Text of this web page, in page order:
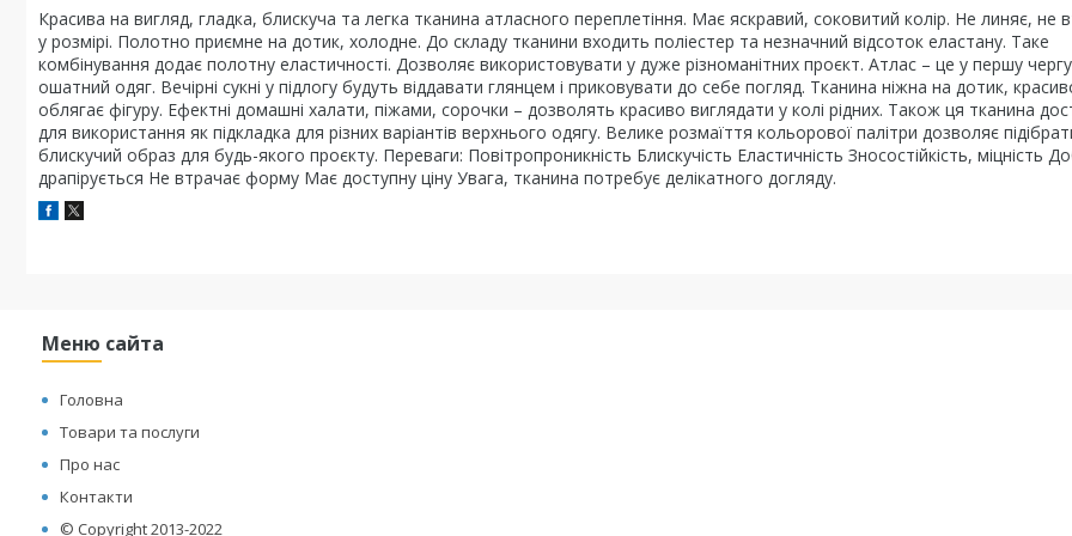
Красива на вигляд, гладка, блискуча та легка тканина атласного переплетіння. Має яскравий, соковитий колір. Не линяє, не
у розмірі. Полотно приємне на дотик, холодне. До складу тканини входить поліестер та незначний відсоток еластану. Таке
комбінування додає полотну еластичності. Дозволяє використовувати у дуже різноманітних проєкт. Атлас – це у першу чергу
ошатний одяг. Вечірні сукні у підлогу будуть віддавати глянцем і приковувати до себе погляд. Тканина ніжна на дотик,
облягає фігуру. Ефектні домашні халати, піжами, сорочки – дозволять красиво виглядати у колі рідних. Також ця тканина
для використання як підкладка для різних варіантів верхнього одягу. Велике розмаїття кольорової палітри дозволяє
блискучий образ для будь-якого проєкту. Переваги: Повітропроникність Блискучість Еластичність Зносостійкість, міцність
драпірується Не втрачає форму Має доступну ціну Увага, тканина потребує делікатного догляду.
Меню сайта
Головна
Товари та послуги
Про нас
Контакти
© Copyright 2013-2022